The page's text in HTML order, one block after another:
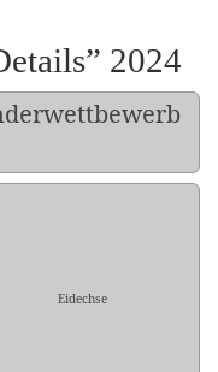
2024
Eidechse